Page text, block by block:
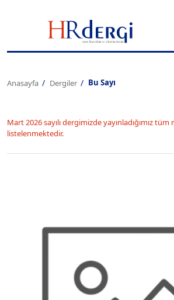
Anasayfa Dergiler Bu Sayı
Mart 2026 sayılı dergimizde yayınladığımız tüm
listelenmektedir.